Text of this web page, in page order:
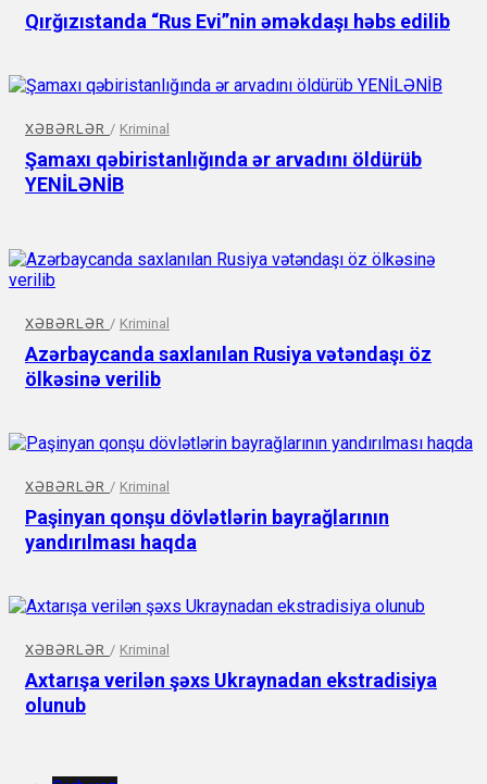
Qırğızıstanda “Rus Evi”nin əməkdaşı həbs edilib
XƏBƏRLƏR / Kriminal
Şamaxı qəbiristanlığında ər arvadını öldürüb
YENİLƏNİB
XƏBƏRLƏR / Kriminal
Azərbaycanda saxlanılan Rusiya vətəndaşı öz
ölkəsinə verilib
XƏBƏRLƏR / Kriminal
Paşinyan qonşu dövlətlərin bayrağlarının
yandırılması haqda
XƏBƏRLƏR / Kriminal
Axtarışa verilən şəxs Ukraynadan ekstradisiya
olunub